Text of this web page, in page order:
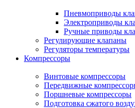
Пневмоприводы
Электроприводы
Ручные приводы
Регулирующие клапаны
Регуляторы температуры
Компрессоры
Винтовые компрессоры
Передвижные
Поршневые компрессоры
Подготовка сжатого